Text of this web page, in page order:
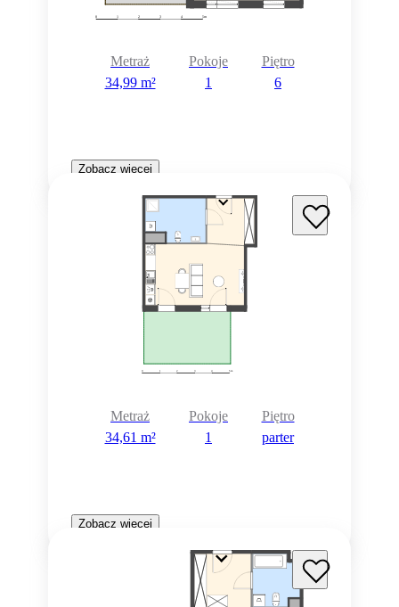
Metraż
34,99 m²
Pokoje
1
Piętro
6
Zobacz więcej
Metraż
34,61 m²
Pokoje
1
Piętro
parter
Zobacz więcej